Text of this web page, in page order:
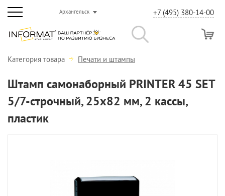
Архангельск +7 (495) 380-14-00
Категория товара Печати и штампы
Штамп самонаборный PRINTER 45 SET
5/7-строчный, 25x82 мм, 2 кассы,
пластик